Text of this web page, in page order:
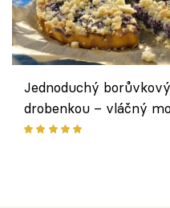
Jednoduchý
drobenkou – vláčný
ovoce